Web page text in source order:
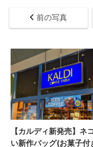
前の写真